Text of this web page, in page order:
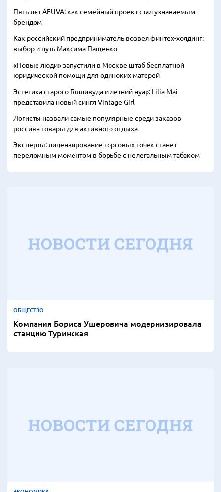
Пять лет AFUVA: как семейный проект стал узнаваемым
брендом
Как российский предприниматель возвел финтех-холдинг:
выбор и путь Максима Пащенко
«Новые люди» запустили в Москве штаб бесплатной
юридической помощи для одиноких матерей
Эстетика старого Голливуда и летний нуар: Lilia Mai
представила новый сингл Vintage Girl
Логисты назвали самые популярные среди заказов
россиян товары для активного отдыха
Эксперты: лицензирование торговых точек станет
переломным моментом в борьбе с нелегальным табаком
ОБЩЕСТВО
Компания Бориса Ушеровича модернизировала
станцию Туринская